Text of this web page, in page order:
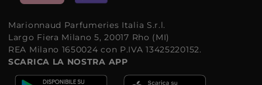
Marionnaud Parfumeries Italia S.r.l.
Largo Fiera Milano 5, 20017 Rho (MI)
REA Milano 1650024 con P.IVA 13425220152.
SCARICA LA NOSTRA APP